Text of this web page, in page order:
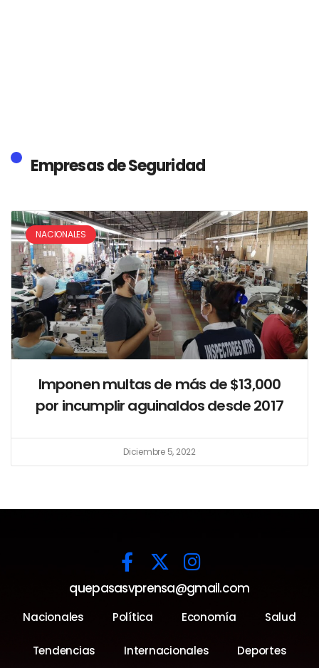
Empresas de Seguridad
NACIONALES
Imponen multas de más de $13,000
por incumplir aguinaldos desde 2017
Diciembre 5, 2022
quepasasvprensa@gmail.com
Nacionales Política Economía Salud
Tendencias Internacionales Deportes